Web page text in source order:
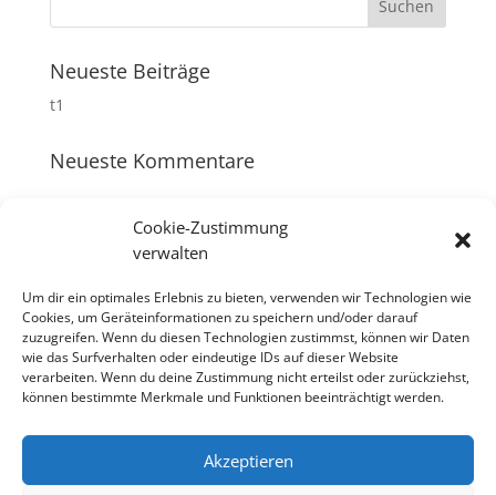
Cookie-Zustimmung
verwalten
Um dir ein optimales Erlebnis zu bieten, verwenden wir Technologien wie
Cookies, um Geräteinformationen zu speichern und/oder darauf
zuzugreifen. Wenn du diesen Technologien zustimmst, können wir Daten
wie das Surfverhalten oder eindeutige IDs auf dieser Website
verarbeiten. Wenn du deine Zustimmung nicht erteilst oder zurückziehst,
können bestimmte Merkmale und Funktionen beeinträchtigt werden.
Akzeptieren
Neueste Beiträge
t1
Neueste Kommentare
November 2017
Kategorien
Allgemein
Meta
Anmelden